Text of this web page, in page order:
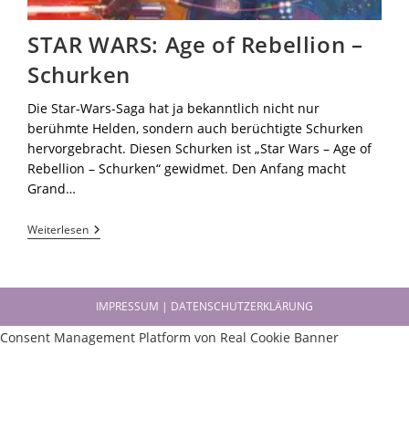
STAR WARS: Age of Rebellion –
Schurken
Die Star-Wars-Saga hat ja bekanntlich nicht nur
berühmte Helden, sondern auch berüchtigte Schurken
hervorgebracht. Diesen Schurken ist „Star Wars – Age of
Rebellion – Schurken“ gewidmet. Den Anfang macht
Grand…
Weiterlesen
IMPRESSUM | DATENSCHUTZERKLÄRUNG
Consent Management Platform von Real Cookie Banner